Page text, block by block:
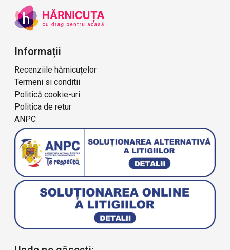
Informații
Recenziile hărnicuțelor
Termeni si conditii
Politică cookie-uri
Politica de retur
ANPC